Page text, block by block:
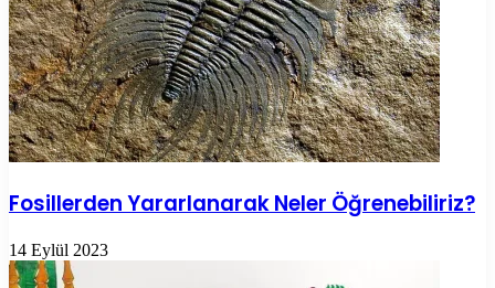
Fosillerden Yararlanarak Neler Öğrenebiliriz?
14 Eylül 2023